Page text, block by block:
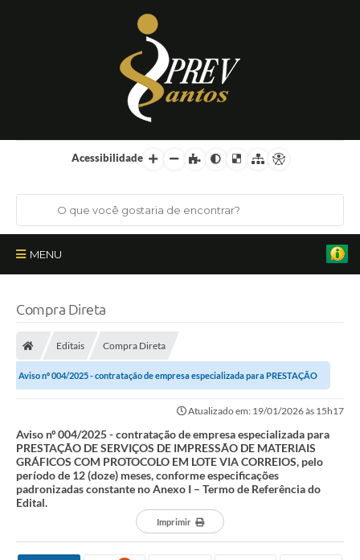
Acessibilidade
MENU
Investimentos
Relatórios
Compra Direta
Editais Compra Direta
Aviso nº 004/2025 - contratação de empresa especializada para PRESTAÇÃO
DE SERVIÇOS DE IMPRESSÃO DE MATERIAIS...
Atualizado em: 19/01/2026 às 15h17
Aviso nº 004/2025 - contratação de empresa especializada para
PRESTAÇÃO DE SERVIÇOS DE IMPRESSÃO DE MATERIAIS
GRÁFICOS COM PROTOCOLO EM LOTE VIA CORREIOS, pelo
período de 12 (doze) meses, conforme especificações
padronizadas constante no Anexo I – Termo de Referência do
Edital.
Imprimir